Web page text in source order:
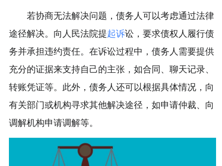
若协商无法解决问题，债务人可以考虑通过法律
途径解决。向人民法院提起诉讼，要求债权人履行债
务并承担违约责任。在诉讼过程中，债务人需要提供
充分的证据来支持自己的主张，如合同、聊天记录、
转账凭证等。此外，债务人还可以根据具体情况，向
有关部门或机构寻求其他解决途径，如申请仲裁、向
调解机构申请调解等。